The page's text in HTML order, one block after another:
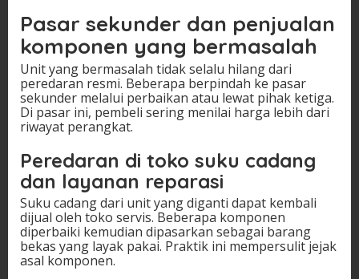
Pasar sekunder dan penjualan
komponen yang bermasalah
Unit yang bermasalah tidak selalu hilang dari
peredaran resmi. Beberapa berpindah ke pasar
sekunder melalui perbaikan atau lewat pihak ketiga.
Di pasar ini, pembeli sering menilai harga lebih dari
riwayat perangkat.
Peredaran di toko suku cadang
dan layanan reparasi
Suku cadang dari unit yang diganti dapat kembali
dijual oleh toko servis. Beberapa komponen
diperbaiki kemudian dipasarkan sebagai barang
bekas yang layak pakai. Praktik ini mempersulit jejak
asal komponen.